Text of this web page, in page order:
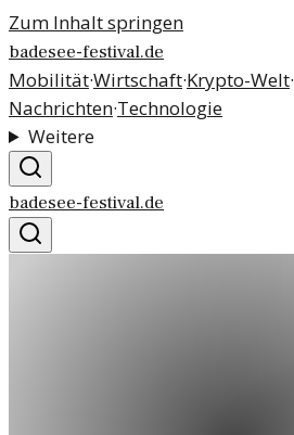
Zum Inhalt springen
badesee-festival.de
Mobilität·Wirtschaft·Krypto-Welt·
Nachrichten·Technologie
Weitere
badesee-festival.de